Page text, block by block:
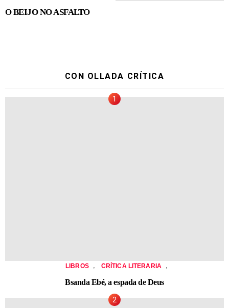
O BEIJO NO ASFALTO
CON OLLADA CRÍTICA
LIBROS , CRÍTICA LITERARIA ,
Bsanda Ebé, a espada de Deus